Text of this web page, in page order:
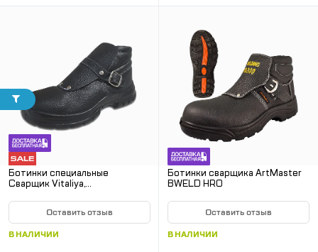
Ботинки специальные
Сварщик Vitaliya,
Оставить отзыв
В НАЛИЧИИ
Ботинки сварщика ArtMaster
BWELD HRO
Оставить отзыв
В НАЛИЧИИ